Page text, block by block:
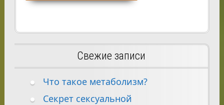
Свежие записи
Что такое метаболизм?
Секрет сексуальной